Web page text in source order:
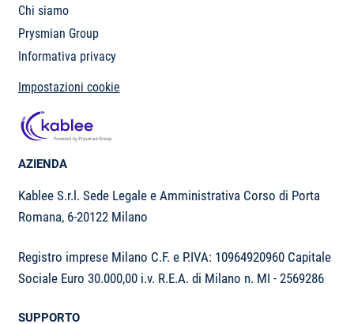
Chi siamo
Prysmian Group
Informativa privacy
Impostazioni cookie
AZIENDA
Kablee S.r.l. Sede Legale e Amministrativa Corso di Porta
Romana, 6-20122 Milano
Registro imprese Milano C.F. e P.IVA: 10964920960 Capitale
Sociale Euro 30.000,00 i.v. R.E.A. di Milano n. MI - 2569286
SUPPORTO